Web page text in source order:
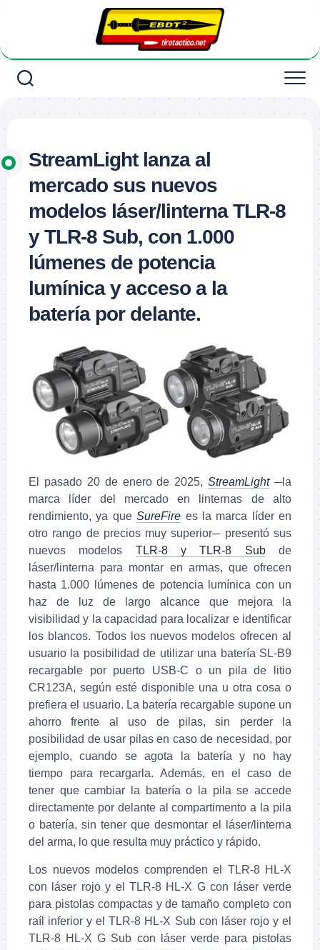
StreamLight lanza al
mercado sus nuevos
modelos láser/linterna TLR-8
y TLR-8 Sub, con 1.000
lúmenes de potencia
lumínica y acceso a la
batería por delante.
El pasado 20 de enero de 2025,StreamLight─la
marca líder del mercado en linternas de alto
rendimiento, ya queSureFire es la marca líder en
otro rango de precios muy superior─ presentó sus
nuevos modelos TLR-8 y TLR-8 Subde
láser/linterna para montar en armas, que ofrecen
hasta 1.000 lúmenes de potencia lumínica con un
haz de luz de largo alcance que mejora la
visibilidad y la capacidad para localizar e identificar
los blancos. Todos los nuevos modelos ofrecen al
usuario la posibilidad de utilizar una batería SL-B9
recargable por puerto USB-C o un pila de litio
CR123A, según esté disponible una u otra cosa o
prefiera el usuario. La batería recargable supone un
ahorro frente al uso de pilas, sin perder la
posibilidad de usar pilas en caso de necesidad, por
ejemplo, cuando se agota la batería y no hay
tiempo para recargarla. Además, en el caso de
tener que cambiar la batería o la pila se accede
directamente por delante al compartimento a la pila
o batería, sin tener que desmontar el láser/linterna
del arma, lo que resulta muy práctico y rápido.
Los nuevos modelos comprenden el TLR-8 HL-X
con láser rojo y el TLR-8 HL-X G con láser verde
para pistolas compactas y de tamaño completo con
raíl inferior y el TLR-8 HL-X Sub con láser rojo y el
TLR-8 HL-X G Sub con láser verde para pistolas